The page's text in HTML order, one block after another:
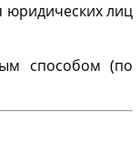
юридических лиц
способом (по